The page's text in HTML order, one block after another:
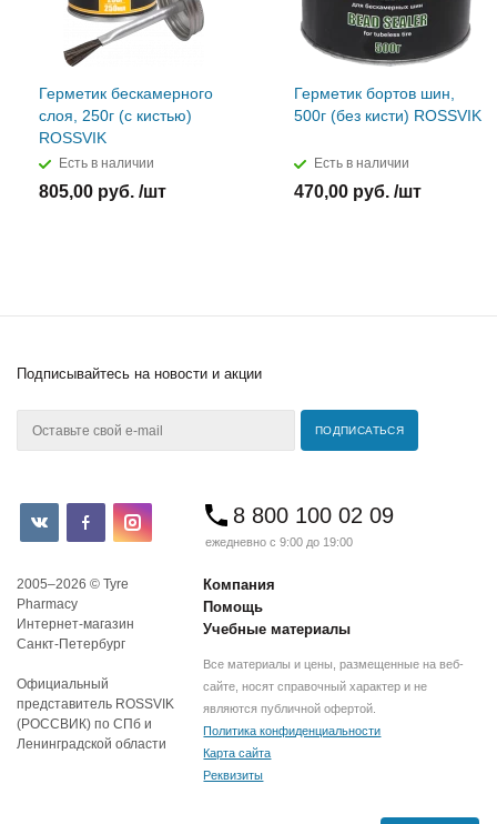
Герметик бескамерного
слоя, 250г (с кистью)
ROSSVIK
Есть в наличии
805,00 руб. /шт
Герметик бортов шин,
500г (без кисти) ROSSVIK
Есть в наличии
470,00 руб. /шт
Подписывайтесь на новости и акции
8 800 100 02 09
ежедневно с 9:00 до 19:00
2005–2026 © Tyre
Pharmacy
Интернет-магазин
Санкт-Петербург
Официальный
представитель ROSSVIK
(РОССВИК) по СПб и
Ленинградской области
Компания
Помощь
Учебные материалы
Все материалы и цены, размещенные на веб-
сайте, носят справочный характер и не
являются публичной офертой.
Политика конфиденциальности
Карта сайта
Реквизиты